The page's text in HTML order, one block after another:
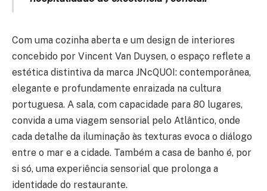
Com uma cozinha aberta e um design de interiores
concebido por Vincent Van Duysen, o espaço reflete a
estética distintiva da marca JNcQUOI: contemporânea,
elegante e profundamente enraizada na cultura
portuguesa. A sala, com capacidade para 80 lugares,
convida a uma viagem sensorial pelo Atlântico, onde
cada detalhe da iluminação às texturas evoca o diálogo
entre o mar e a cidade. Também a casa de banho é, por
si só, uma experiência sensorial que prolonga a
identidade do restaurante.